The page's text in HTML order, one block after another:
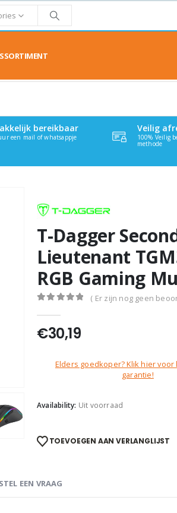
bereikbaar
een mail of whatsappje
Veilig
100% Veilig
methode
T-Dagger
Lieutenant
RGB Gaming
( Er zijn nog geen
€30,19
Elders goedkoper? Klik hier voor
garantie!
Availability: Uit voorraad
TOEVOEGEN AAN VERLANGLIJST
STEL EEN VRAAG